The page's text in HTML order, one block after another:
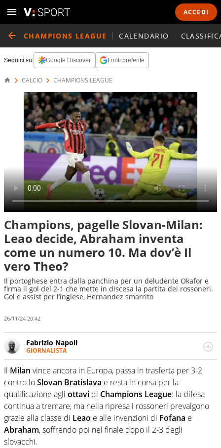
ACCEDI
CHAMPIONS LEAGUE CALENDARIO
Seguici su: Google Discover Fonti preferite
CALCIO CHAMPIONS LEAGUE
Champions, pagelle Slovan-Milan:
Leao decide, Abraham inventa
come un numero 10. Ma dov’è Il
vero Theo?
Il portoghese entra dalla panchina per un deludente Okafor e
firma il gol del 2-1 che mette in discesa la partita dei rossoneri.
Gol e assist per l’inglese, Hernandez smarrito
26/11/24 20:42
Fabrizio Napoli
GIORNALISTA
Giornalista professionista, per Virgilio Sport segue anche
il calcio ma è con la pallanuoto che esalta competenze e
passioni. Cura la comunicazione di HaBaWaBa, il più
grande festival di waterpolo per bambini al mondo
Il Milan vince ancora in Europa, passa in trasferta per 3-2
contro loSlovan Bratislava e resta in corsa per la
qualificazione agli ottavi di Champions League: la difesa
continua a tremare, ma nella ripresa i rossoneri prevalgono
grazie alla classe di Leao e alle invenzioni di Fofana e
Abraham, soffrendo poi nel finale dopo il 2-3 degli
slovacchi.